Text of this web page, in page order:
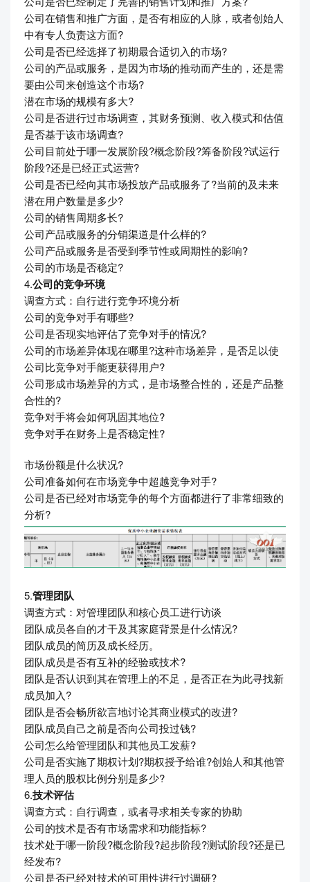
公司在销售和推广方面，是否有相应的人脉，或者创始人
中有专人负责这方面?
公司是否已经选择了初期最合适切入的市场?
公司的产品或服务，是因为市场的推动而产生的，还是需
要由公司来创造这个市场?
潜在市场的规模有多大?
公司是否进行过市场调查，其财务预测、收入模式和估值
是否基于该市场调查?
公司目前处于哪一发展阶段?概念阶段?筹备阶段?试运行
阶段?还是已经正式运营?
公司是否已经向其市场投放产品或服务了?当前的及未来
潜在用户数量是多少?
公司的销售周期多长?
公司产品或服务的分销渠道是什么样的?
公司产品或服务是否受到季节性或周期性的影响?
公司的市场是否稳定?
4.公司的竞争环境
调查方式：自行进行竞争环境分析
公司的竞争对手有哪些?
公司是否现实地评估了竞争对手的情况?
公司的市场差异体现在哪里?这种市场差异，是否足以使
公司比竞争对手能更获得用户?
公司形成市场差异的方式，是市场整合性的，还是产品整
合性的?
竞争对手将会如何巩固其地位?
竞争对手在财务上是否稳定性?
市场份额是什么状况?
公司准备如何在市场竞争中超越竞争对手?
公司是否已经对市场竞争的每个方面都进行了非常细致的
分析?
5.管理团队
调查方式：对管理团队和核心员工进行访谈
团队成员各自的才干及其家庭背景是什么情况?
团队成员的简历及成长经历。
团队成员是否有互补的经验或技术?
团队是否认识到其在管理上的不足，是否正在为此寻找新
成员加入?
团队是否会畅所欲言地讨论其商业模式的改进?
团队成员自己之前是否向公司投过钱?
公司怎么给管理团队和其他员工发薪?
公司是否实施了期权计划?期权授予给谁?创始人和其他管
理人员的股权比例分别是多少?
6.技术评估
调查方式：自行调查，或者寻求相关专家的协助
公司的技术是否有市场需求和功能指标?
技术处于哪一阶段?概念阶段?起步阶段?测试阶段?还是已
经发布?
公司是否已经对技术的可用性进行过调研?